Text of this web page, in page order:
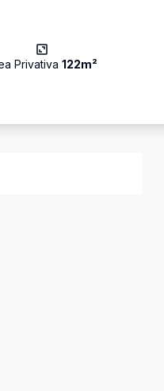
Privativa122m²